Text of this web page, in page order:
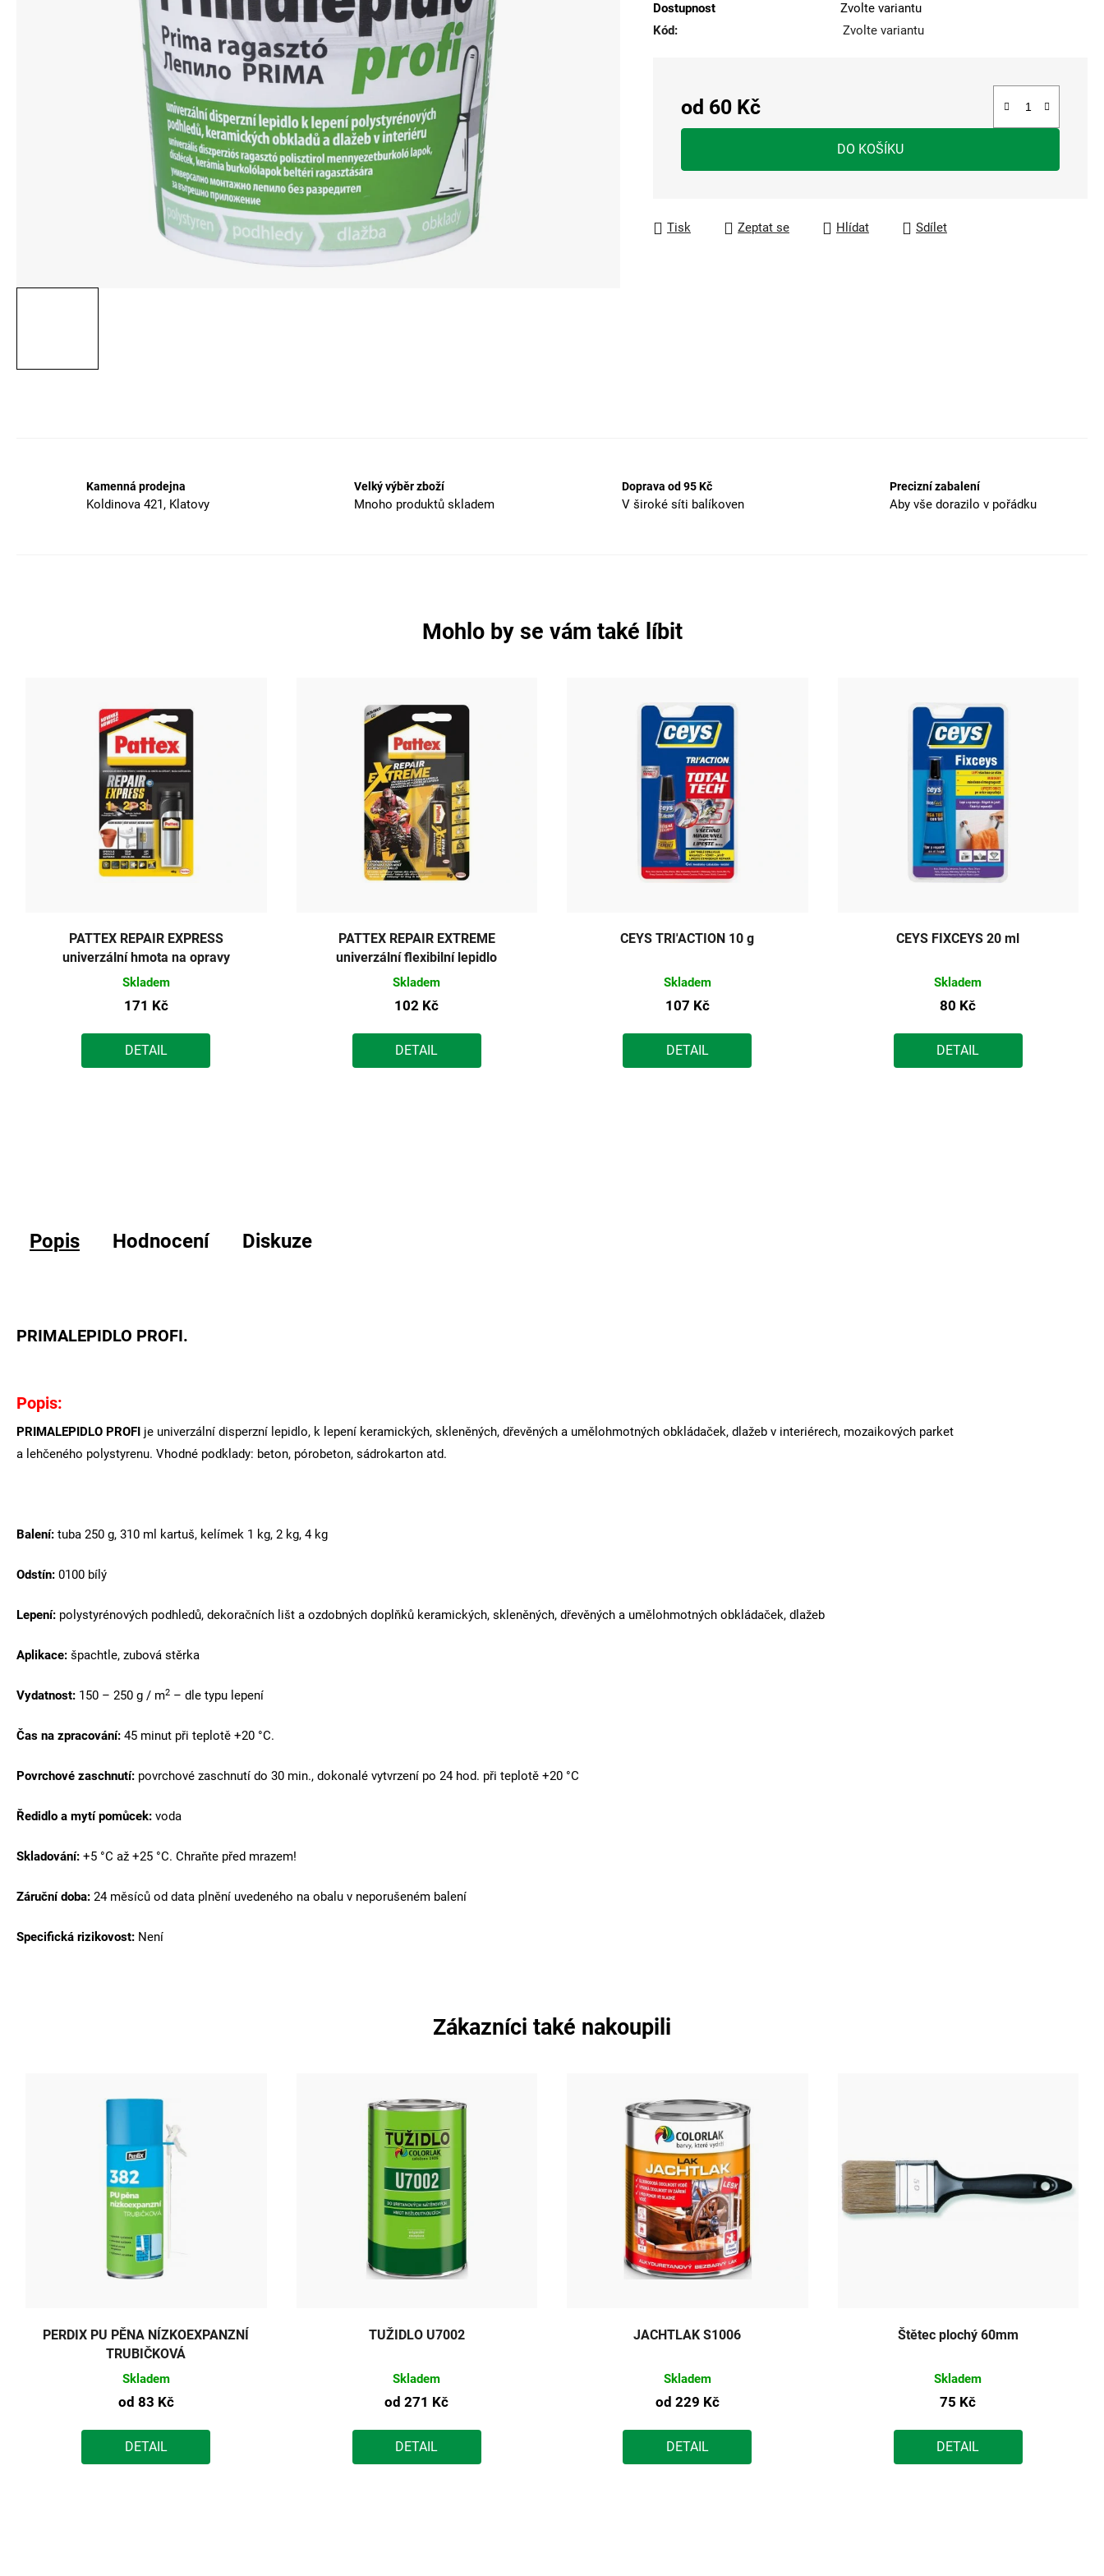
5
hvězdiček.
Dostupnost
Zvolte variantu
Kód:
Zvolte variantu
od 60 Kč
Měrná cena:
DO KOŠÍKU
Tisk Zeptat se Hlídat Sdílet
Kamenná prodejna
Koldinova 421, Klatovy
Velký výběr zboží
Mnoho produktů skladem
Doprava od 95 Kč
V široké síti balíkoven
Precizní zabalení
Aby vše dorazilo v pořádku
Mohlo by se vám také líbit
PATTEX REPAIR EXPRESS
univerzální hmota na opravy
Skladem
171 Kč
DETAIL
PATTEX REPAIR EXTREME
univerzální flexibilní lepidlo
Skladem
102 Kč
DETAIL
CEYS TRI'ACTION 10 g
Skladem
107 Kč
DETAIL
CEYS FIXCEYS 20 ml
Skladem
80 Kč
DETAIL
Popis Hodnocení Diskuze
PRIMALEPIDLO PROFI.
Popis:
PRIMALEPIDLO PROFI je univerzální disperzní lepidlo, k lepení keramických, skleněných, dřevěných a umělohmotných obkládaček, dlažeb v interiérech, mozaikových parket
a lehčeného polystyrenu. Vhodné podklady: beton, pórobeton, sádrokarton atd.
Balení: tuba 250 g, 310 ml kartuš, kelímek 1 kg, 2 kg, 4 kg
Odstín: 0100 bílý
Lepení: polystyrénových podhledů, dekoračních lišt a ozdobných doplňků keramických, skleněných, dřevěných a umělohmotných obkládaček, dlažeb
Aplikace: špachtle, zubová stěrka
Vydatnost: 150 – 250 g / m2 – dle typu lepení
Čas na zpracování: 45 minut při teplotě +20 °C.
Povrchové zaschnutí: povrchové zaschnutí do 30 min., dokonalé vytvrzení po 24 hod. při teplotě +20 °C
Ředidlo a mytí pomůcek: voda
Skladování: +5 °C až +25 °C. Chraňte před mrazem!
Záruční doba: 24 měsíců od data plnění uvedeného na obalu v neporušeném balení
Specifická rizikovost: Není
Zákazníci také nakoupili
PERDIX PU PĚNA NÍZKOEXPANZNÍ
TRUBIČKOVÁ
Skladem
od 83 Kč
DETAIL
TUŽIDLO U7002
Skladem
od271 Kč
DETAIL
JACHTLAK S1006
Skladem
od 229 Kč
DETAIL
Štětec plochý 60mm
Skladem
75 Kč
DETAIL